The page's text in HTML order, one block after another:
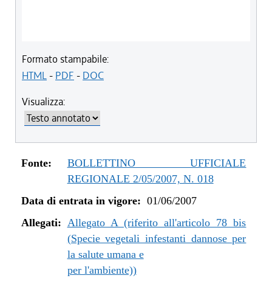
Formato stampabile:
HTML- PDF - DOC
Visualizza:
Fonte:
BOLLETTINO UFFICIALE
REGIONALE 2/05/2007, N. 018
Data di entrata in vigore: 01/06/2007
Allegati: Allegato A (riferito all'articolo 78 bis
(Specie vegetali infestanti dannose per
la salute umana e
per l'ambiente))